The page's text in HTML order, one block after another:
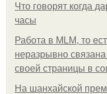
Что говорят когда
часы
Работа в MLM, то
неразрывно связана
своей страницы в
На шанхайской